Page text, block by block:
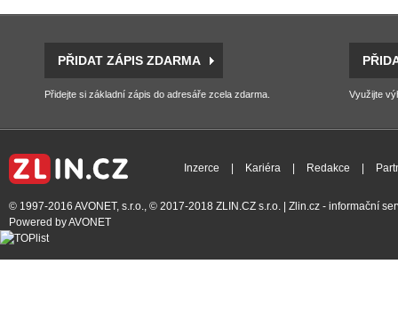
PŘIDAT ZÁPIS ZDARMA
Přidejte si základní zápis do adresáře zcela zdarma. Využijte
Inzerce Kariéra Redakce
© 1997-2016 AVONET, s.r.o., © 2017-2018 ZLIN.CZ s.r.o. | Zlin.cz - informační
Powered byAVONET